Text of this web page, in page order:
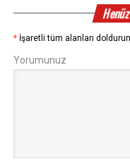
* İşaretli tüm alanları
Yorumunuz